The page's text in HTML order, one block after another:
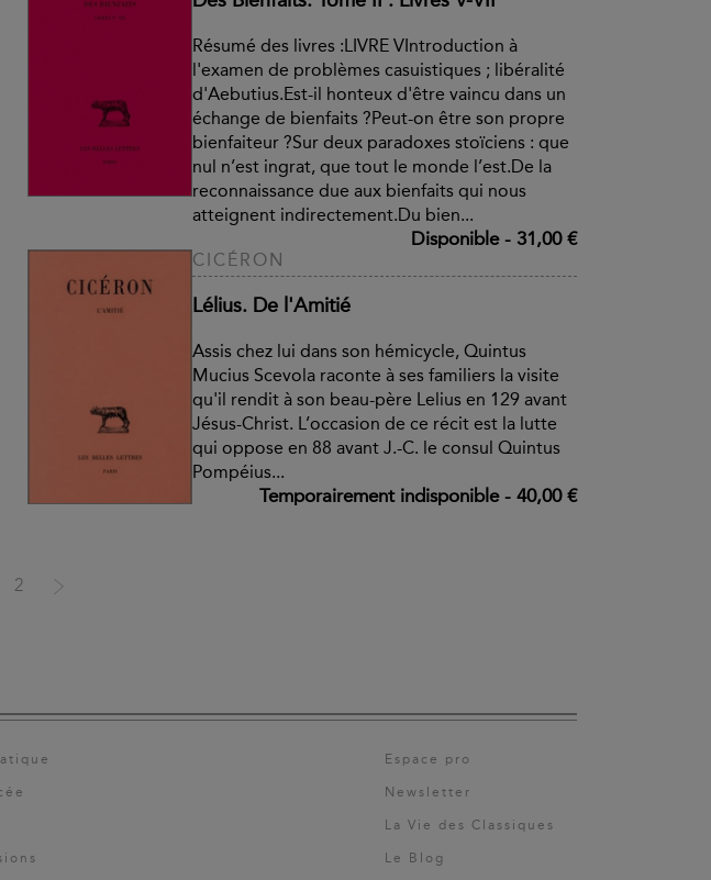
Résumé des livres :LIVRE VIntroduction à
l'examen de problèmes casuistiques ; libéralité
d'Aebutius.Est-il honteux d'être vaincu dans un
échange de bienfaits ?Peut-on être son propre
bienfaiteur ?Sur deux paradoxes stoïciens : que
nul n’est ingrat, que tout le monde l’est.De la
reconnaissance due aux bienfaits qui nous
atteignent indirectement.Du bien...
Disponible- 31,00 €
CICÉRON
Lélius. De l'Amitié
Assis chez lui dans son hémicycle, Quintus
Mucius Scevola raconte à ses familiers la visite
qu'il rendit à son beau-père Lelius en 129 avant
Jésus-Christ. L’occasion de ce récit est la lutte
qui oppose en 88 avant J.-C. le consul Quintus
Pompéius...
Temporairement indisponible- 40,00 €
2
Espace pro
Newsletter
La Vie des Classiques
Le Blog